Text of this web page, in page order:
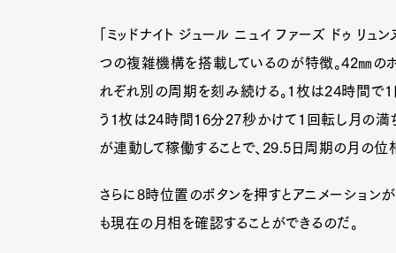
「ミッドナイト ジュール ニュイ ファーズ ドゥ リ
つの複雑機構を搭載しているのが特徴。42㎜の
れぞれ別の周期を刻み続ける。1枚は24時間で
う1枚は24時間16分27秒かけて1回転し月の満
が連動して稼働することで、29.5日周期の月の位
さらに8時位置のボタンを押すとアニメーション
も現在の月相を確認することができるのだ。